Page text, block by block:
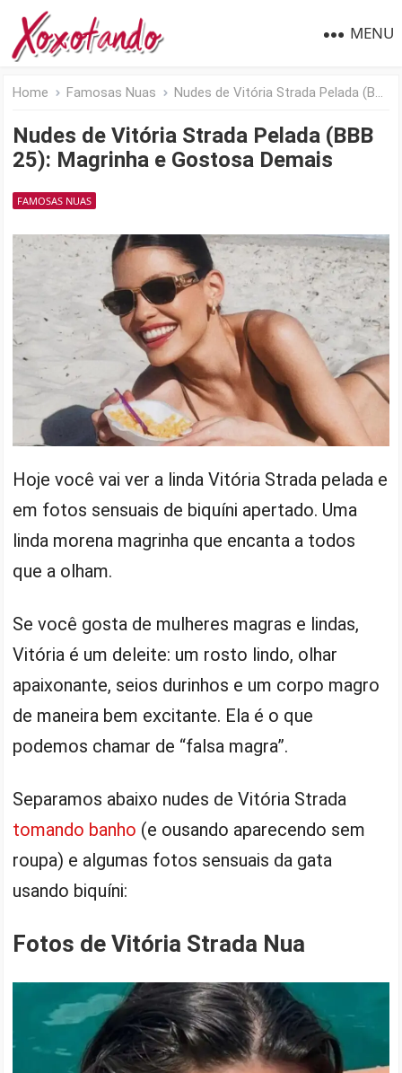
MENU
Home Famosas Nuas Nudes de Vitória Strada Pelada (BBB 25): Magrinha e Gostosa Demais
Nudes de Vitória Strada Pelada (BBB
25): Magrinha e Gostosa Demais
FAMOSAS NUAS
Hoje você vai ver a linda Vitória Strada pelada e
em fotos sensuais de biquíni apertado. Uma
linda morena magrinha que encanta a todos
que a olham.
Se você gosta de mulheres magras e lindas,
Vitória é um deleite: um rosto lindo, olhar
apaixonante, seios durinhos e um corpo magro
de maneira bem excitante. Ela é o que
podemos chamar de “falsa magra”.
Separamos abaixo nudes de Vitória Strada
tomando banho (e ousando aparecendo sem
roupa) e algumas fotos sensuais da gata
usando biquíni:
Fotos de Vitória Strada Nua